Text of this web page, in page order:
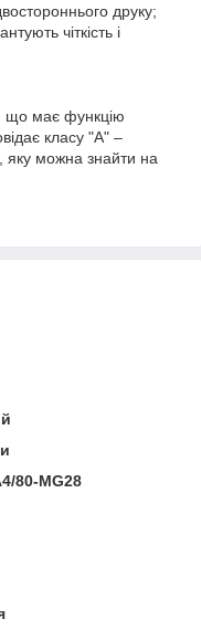
друку;
чіткість і
що має функцію
класу "А" –
яку можна знайти на
80-MG28